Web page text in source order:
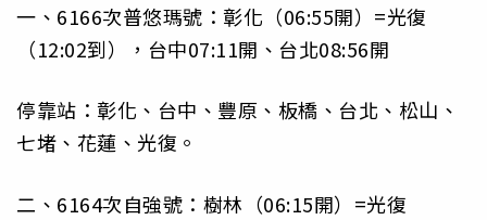
一、6166次普悠瑪號：彰化（06:55開）=光復
（12:02到），台中07:11開、台北08:56開
停靠站：彰化、台中、豐原、板橋、台北、松山、
七堵、花蓮、光復。
二、6164次自強號：樹林（06:15開）=光復